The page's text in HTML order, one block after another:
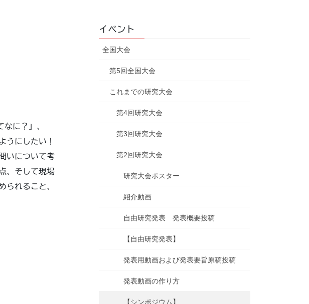
に？」、
うにしたい！
いについて考
、そして現場
られること、
イベント
全国大会
第5回全国大会
これまでの研究大会
第4回研究大会
第3回研究大会
第2回研究大会
研究大会ポスター
紹介動画
自由研究発表 発表概要投稿
【自由研究発表】
発表用動画および発表要旨原稿投稿
発表動画の作り方
【シンポジウム】